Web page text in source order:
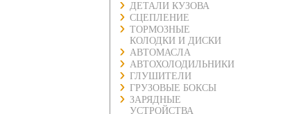
ДЕТАЛИ КУЗОВА
СЦЕПЛЕНИЕ
ТОРМОЗНЫЕ
КОЛОДКИ И ДИСКИ
АВТОМАСЛА
АВТОХОЛОДИЛЬНИКИ
ГЛУШИТЕЛИ
ГРУЗОВЫЕ БОКСЫ
ЗАРЯДНЫЕ
УСТРОЙСТВА